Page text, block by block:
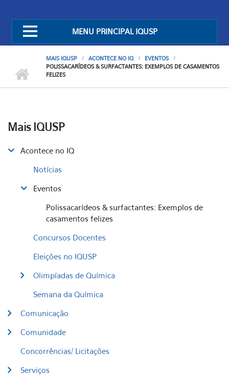
MENU PRINCIPAL IQUSP
MAIS IQUSP ACONTECE NO IQ
EVENTOS
POLISSACARÍDEOS & SURFACTANTES: EXEMPLOS DE CASAMENTOS
FELIZES
Mais IQUSP
Acontece no IQ
Notícias
Eventos
Polissacarídeos & surfactantes: Exemplos de
casamentos felizes
Concursos Docentes
Eleições no IQUSP
Olimpíadas de Química
Semana da Química
Comunicação
Comunidade
Concorrências/ Licitações
Serviços